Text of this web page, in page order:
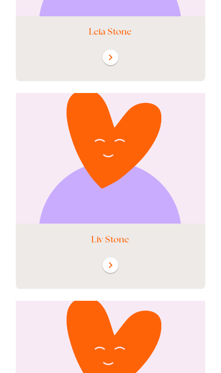
Leia Stone
chevron_right
Liv Stone
chevron_right